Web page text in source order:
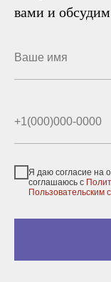
вами и
Я даю согласие на
соглашаюсь с
Пользовательским